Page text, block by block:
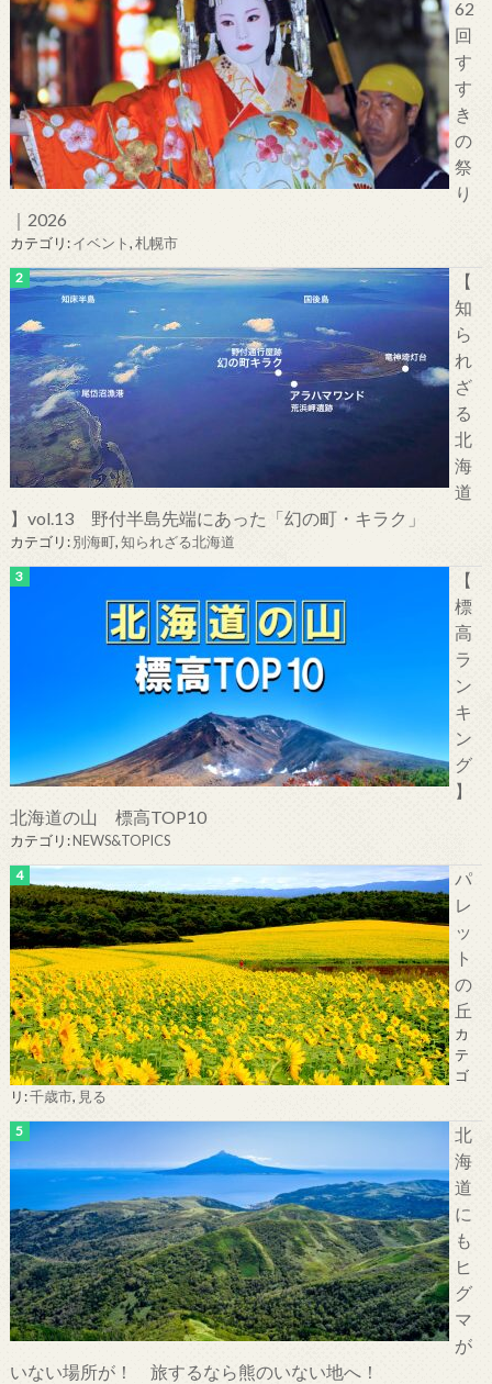
62
回
す
す
き
の
祭
り
｜2026
カテゴリ:イベント,札幌市
【
知
ら
れ
ざ
る
北
海
道
】vol.13 野付半島先端にあった「幻の町・キラク」
カテゴリ:別海町,知られざる北海道
【
標
高
ラ
ン
キ
ン
グ
】
北海道の山 標高TOP10
カテゴリ:NEWS&TOPICS
パ
レ
ッ
ト
の
丘
カ
テ
ゴ
リ:千歳市, 見る
北
海
道
に
も
ヒ
グ
マ
が
いない場所が！ 旅するなら熊のいない地へ！